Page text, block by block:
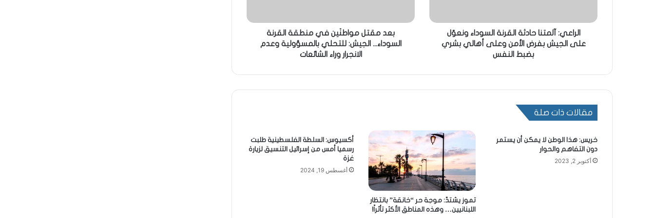
الراعي: آلمتنا حادثة القرنة السوداء ونعوّل
على الجيش بفرض الأمن وعلى أهالي بشري
بضبط النفس
بعد مقتل مواطنَين في منطقة القرنة
السوداء... الجيش: للتحلي بالمسؤولية وعدم
الانجرار وراء الشائعات
مقالات ذات صلة
خريس: هذا الوطن لا يمكن أن يستمر
دون التفاهم والحوار
أكتوبر 2, 2023
تموز يشتدّ: موجة حر “خانقة” بانتظار
اللبنانيين… وهذه المناطق الأكثر تأثراً!
أكسيوس: السلطة الفلسطينية طلبت
رسميا أمس من إسرائيل التنسيق لزيارة
غزة
أغسطس 19, 2024